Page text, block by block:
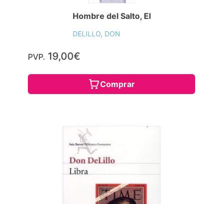
Hombre del Salto, El
DELILLO, DON
PVP. 19,00€
Comprar